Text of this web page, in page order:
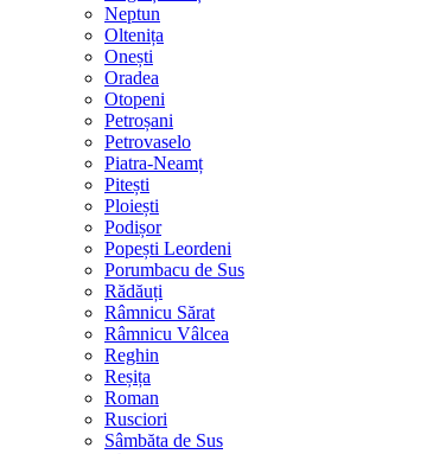
Neptun
Oltenița
Onești
Oradea
Otopeni
Petroșani
Petrovaselo
Piatra-Neamț
Pitești
Ploiești
Podișor
Popești Leordeni
Porumbacu de Sus
Rădăuți
Râmnicu Sărat
Râmnicu Vâlcea
Reghin
Reșița
Roman
Rusciori
Sâmbăta de Sus